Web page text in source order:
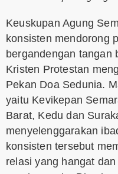
Keuskupan Agung
konsisten mendorong
bergandengan tangan
Kristen Protestan
Pekan Doa Sedunia.
yaitu Kevikepan
Barat, Kedu dan
menyelenggarakan
konsisten tersebut
relasi yang hangat